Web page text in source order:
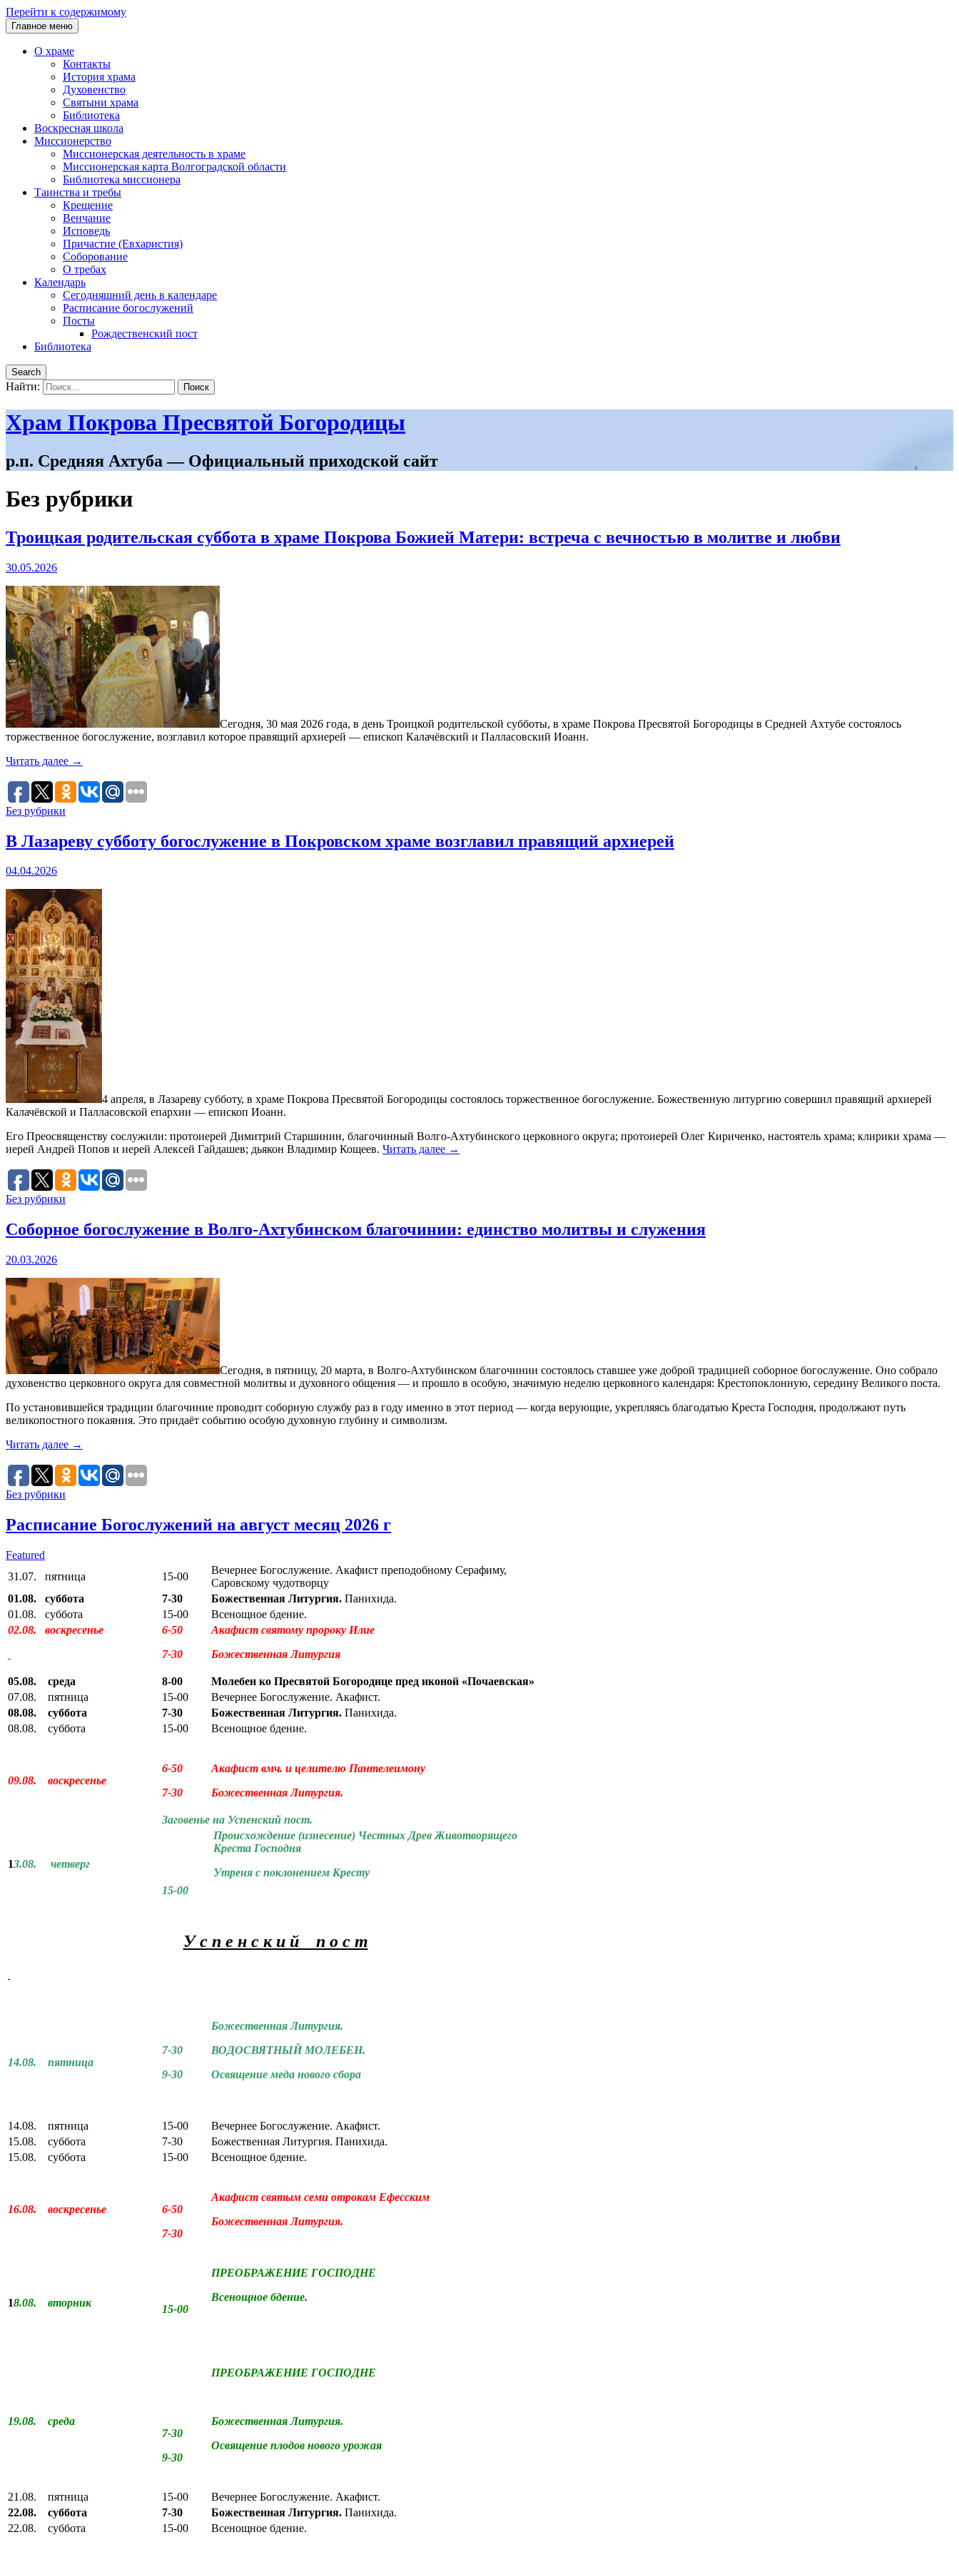
Перейти к содержимому
Главное меню
О храме
Контакты
История храма
Духовенство
Святыни храма
Библиотека
Воскресная школа
Миссионерство
Миссионерская деятельность в храме
Миссионерская карта Волгоградской области
Библиотека миссионера
Таинства и требы
Крещение
Венчание
Исповедь
Причастие (Евхаристия)
Соборование
О требах
Календарь
Сегодняшний день в календаре
Расписание богослужений
Посты
Рождественский пост
Библиотека
Search
Найти:
Храм Покрова Пресвятой Богородицы
р.п. Средняя Ахтуба — Официальный приходской сайт
Без рубрики
Троицкая родительская суббота в храме Покрова Божией Матери: встреча с вечностью в молитве и любви
30.05.2026
Сегодня, 30 мая 2026 года, в день Троицкой родительской субботы, в храме Покрова Пресвятой Богородицы в Средней Ахтубе состоялось
торжественное богослужение, возглавил которое правящий архиерей — епископ Калачёвский и Палласовский Иоанн.
Читать далее →
Без рубрики
В Лазареву субботу богослужение в Покровском храме возглавил правящий архиерей
04.04.2026
4 апреля, в Лазареву субботу, в храме Покрова Пресвятой Богородицы состоялось торжественное богослужение. Божественную литургию совершил правящий архиерей
Калачёвской и Палласовской епархии — епископ Иоанн.
Его Преосвященству сослужили: протоиерей Димитрий Старшинин, благочинный Волго‑Ахтубинского церковного округа; протоиерей Олег Кириченко, настоятель храма; клирики храма —
иерей Андрей Попов и иерей Алексей Гайдашев; дьякон Владимир Кощеев. Читать далее →
Без рубрики
Соборное богослужение в Волго‑Ахтубинском благочинии: единство молитвы и служения
20.03.2026
Сегодня, в пятницу, 20 марта, в Волго‑Ахтубинском благочинии состоялось ставшее уже доброй традицией соборное богослужение. Оно собрало
духовенство церковного округа для совместной молитвы и духовного общения — и прошло в особую, значимую неделю церковного календаря: Крестопоклонную, середину Великого поста.
По установившейся традиции благочиние проводит соборную службу раз в году именно в этот период — когда верующие, укрепляясь благодатью Креста Господня, продолжают путь
великопостного покаяния. Это придаёт событию особую духовную глубину и символизм.
Читать далее →
Без рубрики
Расписание Богослужений на август месяц 2026 г
Featured
31.07. пятница
15-00
Вечернее Богослужение. Акафист преподобному Серафиму,
Саровскому чудотворцу
01.08. суббота
7-30 Божественная Литургия. Панихида.
01.08. суббота
15-00
Всенощное бдение.
02.08. воскресенье
6-50
7-30
Акафист святому пророку Илие
Божественная Литургия
05.08. среда 8-00
Молебен ко Пресвятой Богородице пред иконой «Почаевская»
07.08. пятница
15-00
Вечернее Богослужение. Акафист.
08.08. суббота
7-30 Божественная Литургия. Панихида.
08.08. суббота
15-00 Всенощное бдение.
09.08. воскресенье
6-50
7-30
Акафист вмч. и целителю Пантелеимону
Божественная Литургия.
13.08. четверг
Заговенье на Успенский пост.
15-00
Происхождение (изнесение) Честных Древ Животворящего
Креста Господня
Утреня с поклонением Кресту
У с п е н с к и й п о с т
14.08. пятница
7-30
9-30
Божественная Литургия.
ВОДОСВЯТНЫЙ МОЛЕБЕН.
Освящение меда нового сбора
14.08. пятница 15-00
Вечернее Богослужение. Акафист.
15.08. суббота
7-30
Божественная Литургия. Панихида.
15.08. суббота
15-00 Всенощное бдение.
16.08. воскресенье
6-50
7-30
Акафист святым семи отрокам Ефесским
Божественная Литургия.
18.08. вторник
15-00
ПРЕОБРАЖЕНИЕ ГОСПОДНЕ
Всенощное бдение.
19.08. среда
7-30
9-30
ПРЕОБРАЖЕНИЕ ГОСПОДНЕ
Божественная Литургия.
Освящение плодов нового урожая
21.08. пятница 15-00
Вечернее Богослужение. Акафист.
22.08. суббота
7-30 Божественная Литургия. Панихида.
22.08. суббота
15-00 Всенощное бдение.